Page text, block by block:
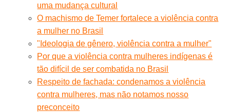
uma mudança cultural
O machismo de Temer fortalece a violência contra
a mulher no Brasil
"Ideologia de gênero, violência contra a mulher"
Por que a violência contra mulheres indígenas é
tão difícil de ser combatida no Brasil
Respeito de fachada: condenamos a violência
contra mulheres, mas não notamos nosso
preconceito